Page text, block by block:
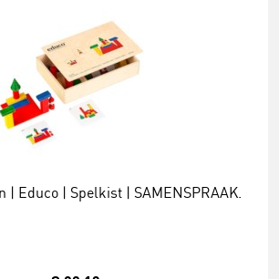
| Educo | Spelkist | SAMENSPRAAK.